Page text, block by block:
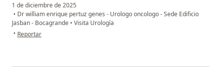
1 de diciembre de 2025
• Dr william enrique pertuz genes - Urologo oncologo - Sede Edificio
Jasban - Bocagrande • Visita Urología
• en opinión del usuario Alexis Santiago
Reportar